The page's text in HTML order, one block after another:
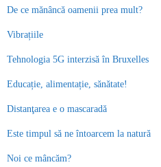
De ce mănâncă oamenii prea mult?
Vibrațiile
Tehnologia 5G interzisă în Bruxelles
Educație, alimentație, sănătate!
Distanţarea e o mascaradă
Este timpul să ne întoarcem la natură
Noi ce mâncăm?